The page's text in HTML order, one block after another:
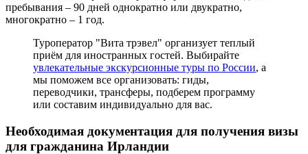
пребывания – 90 дней однократно или двукратно,
многократно – 1 год.
Туроператор "Вита трэвел" организует теплый
приём для иностранных гостей. Выбирайте
увлекательные экскурсионные туры по России, а
мы поможем все организовать: гиды,
переводчики, трансферы, подберем программу
или составим индивидуально для вас.
Необходимая документация для получения визы
для гражданина Ирландии